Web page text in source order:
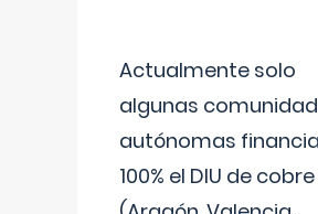
Actualmente solo
algunas
autónomas
100% el DIU de cobre